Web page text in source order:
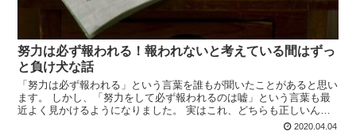
努力は必ず報われる！報われないと考えている間はずっ
と負け犬な話
「努力は必ず報われる」という言葉を誰もが聞いたことがあると思い
ます。 しかし、「努力をして必ず報われるのは嘘」という言葉も最
近よく見かけるようになりました。 実はこれ、どちらも正しいんで
すよね。 例えば、サッカーで世界一の選手になりたくて誰...2020.04.04